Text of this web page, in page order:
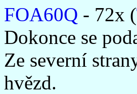
FOA60Q - 72x (
Dokonce se
Ze severní
hvězd.